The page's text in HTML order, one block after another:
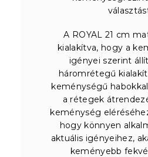
A ROYAL 21 cm
kialakítva, hogy a
igényei szerint
háromrétegű
keménységű
a rétegek
keménység
hogy könnyen
aktuális igényeihez,
keményebb